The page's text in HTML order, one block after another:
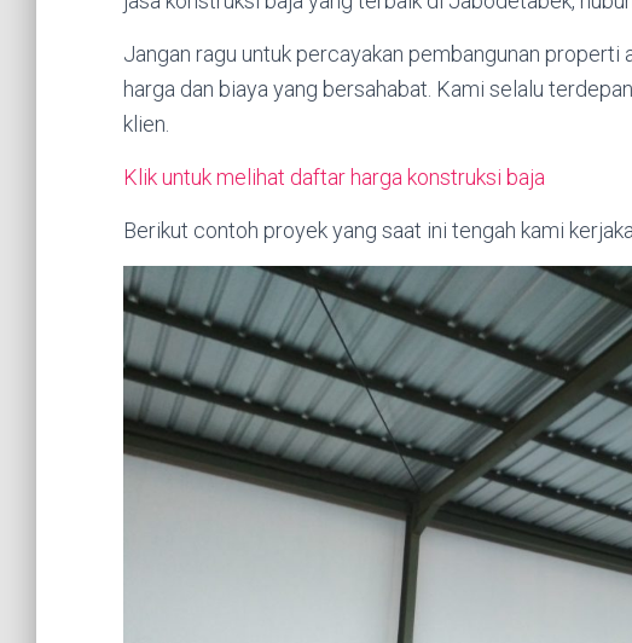
Jangan ragu untuk percayakan pembangunan properti
harga dan biaya yang bersahabat. Kami selalu
klien.
Klik untuk melihat daftar harga konstruksi baja
Berikut contoh proyek yang saat ini tengah kami